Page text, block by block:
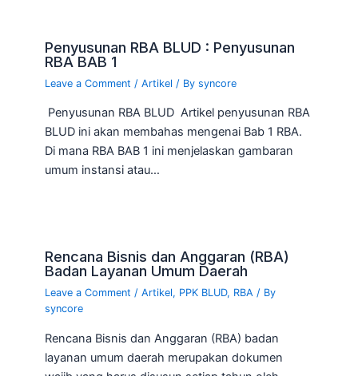
Penyusunan RBA BLUD : Penyusunan
RBA BAB 1
Leave a Comment /Artikel / Bysyncore
Penyusunan RBA BLUD Artikel penyusunan RBA
BLUD ini akan membahas mengenai Bab 1 RBA.
Di mana RBA BAB 1 ini menjelaskan gambaran
umum instansi atau…
Rencana Bisnis dan Anggaran (RBA)
Badan Layanan Umum Daerah
Leave a Comment /Artikel, PPK BLUD, RBA / By
syncore
Rencana Bisnis dan Anggaran (RBA) badan
layanan umum daerah merupakan dokumen